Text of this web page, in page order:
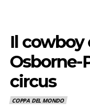
Il cowboy
Osborne-
circus
COPPA DEL MONDO